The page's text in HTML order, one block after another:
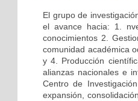
El grupo de
el avance hacia: 1.
conocimientos 2.
comunidad académica
y 4. Producción
alianzas nacionales e
Centro de
expansión,